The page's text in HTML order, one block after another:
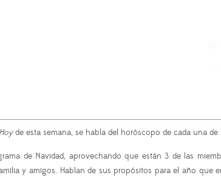
de esta semana, se habla del horóscopo de cada una
de Navidad, aprovechando que están 3 de las
y amigos. Hablan de sus propósitos para el año